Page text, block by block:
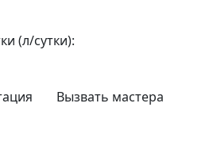
(л/сутки):
Вызвать мастера